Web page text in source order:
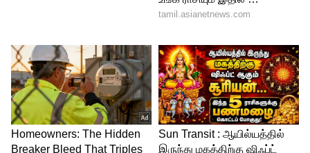
தன்னுடைய நண்பர்களுடன் பார்ட்டியில்
கலந்து கொண்ட ராதிகா மெர்ச்சன்ட்,
டோல்ஸ் அண்ட் கபனாவின் பிராண்ட்டில்